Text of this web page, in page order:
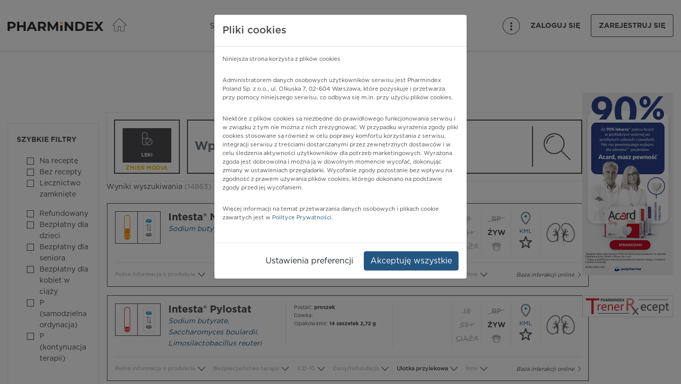
Pharmindex - lider wiedzy o lekach
SERWISY PHARMINDEX ZALOGUJ SIĘ ZAREJESTRUJ SIĘ
SZYBKIE FILTRY
Na receptę
Bez recepty
Lecznictwo
zamknięte
Refundowany
Bezpłatny dla
dzieci
Bezpłatny dla
seniora
Bezpłatny dla
kobiet w
ciąży
P
(samodzielna
ordynacja)
P
(kontynuacja
terapii)
Pharmindex
lider wiedzy o lekach
LEKI
ZMIEŃ MODUŁ
Wpisz nazwę lub substancję czynną
Wyniki wyszukiwania (14863)
Intesta® Max
Sodium butyrate
Postać:granulat
18
65+
CIĄŻA
RP
ŻYW
KML
Baza interakcji online
Pełna informacja o produkcie Inne
Intesta® Pylostat
Sodium butyrate,
Saccharomyces boulardii,
Limosilactobacillus reuteri
Postać: proszek
Dawka:
Opakowanie: 14 saszetek 2,72 g
18
65+
CIĄŻA
RP
ŻYW
KML
Baza interakcji online
Pełna informacja o produkcie Bezpieczeństwo terapii ICD-10 Ceny/refundacja Ulotka przylekowa Inne
Pliki cookies
Niniejsza strona korzysta z plików cookies
Administratorem danych osobowych użytkowników serwisu jest Pharmindex
Poland Sp. z o.o., ul. Olkuska 7, 02-604 Warszawa, które pozyskuje i przetwarza
przy pomocy niniejszego serwisu, co odbywa się m.in. przy użyciu plików cookies.
Niektóre z plików cookies są niezbędne do prawidłowego funkcjonowania serwisu i
w związku z tym nie można z nich zrezygnować. W przypadku wyrażenia zgody pliki
cookies stosowane są również w celu poprawy komfortu korzystania z serwisu,
integracji serwisu z treściami dostarczanymi przez zewnętrznych dostawców i w
celu śledzenia aktywności użytkowników dla potrzeb marketingowych. Wyrażona
zgoda jest dobrowolna i można ją w dowolnym momencie wycofać, dokonując
zmiany w ustawieniach przeglądarki. Wycofanie zgody pozostanie bez wpływu na
zgodność z prawem używania plików cookies, którego dokonano na podstawie
zgody przed jej wycofaniem.
Więcej informacji na temat przetwarzania danych osobowych i plikach cookie
zawartych jest w Polityce Prywatności.
Ustawienia preferencji Akceptuję wszystkie